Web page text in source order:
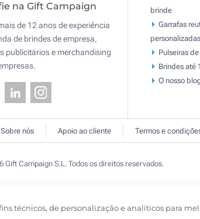
na Gift Campaign
de 12 anos de experiência
de brindes de empresa,
publicitários e merchandising
brinde
Garrafas
personalizadas
Pulseiras
Brindes até
O nosso
Sobre nós Apoio ao cliente Termos e
Gift Campaign S.L. Todos os direitos reservados.
técnicos, de personalização e analíticos para